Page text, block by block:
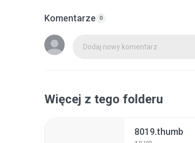
Komentarze 0
Dodaj nowy komentarz
Więcej z tego folderu
8019.thumb